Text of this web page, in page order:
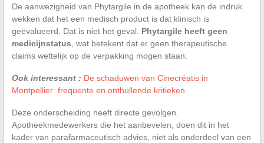
De aanwezigheid van Phytargile in de apotheek kan de indruk
wekken dat het een medisch product is dat klinisch is
geëvalueerd. Dat is niet het geval. Phytargile heeft geen
medicijnstatus , wat betekent dat er geen therapeutische
claims wettelijk op de verpakking mogen staan.
Ook interessant : De schaduwen van Cinecréatis in
Montpellier: frequente en onthullende kritieken
Deze onderscheiding heeft directe gevolgen.
Apotheekmedewerkers die het aanbevelen, doen dit in het
kader van parafarmaceutisch advies, niet als onderdeel van een